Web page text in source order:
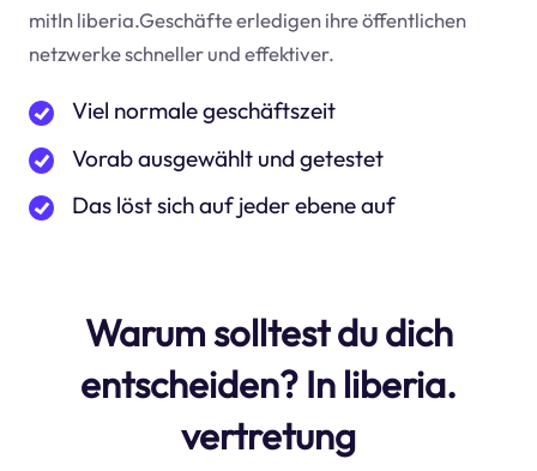
mitIn liberia.Geschäfte erledigen ihre öffentlichen
netzwerke schneller und effektiver.
Viel normale geschäftszeit
Vorab ausgewählt und getestet
Das löst sich auf jeder ebene auf
Warum solltest du dich
entscheiden? In liberia.
vertretung